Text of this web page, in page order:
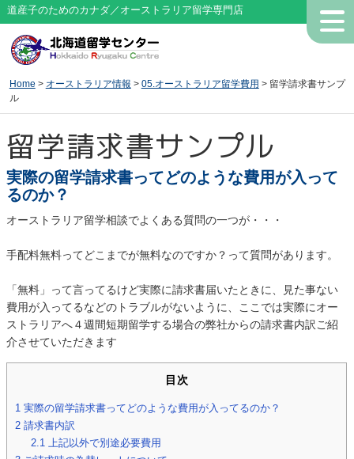
道産子のためのカナダ／オーストラリア留学専門店
Home > オーストラリア情報 > 05.オーストラリア留学費用 > 留学請求書サンプ
ル
留学請求書サンプル
実際の留学請求書ってどのような費用が入って
るのか？
オーストラリア留学相談でよくある質問の一つが・・・
手配料無料ってどこまでが無料なのですか？って質問があります。
「無料」って言ってるけど実際に請求書届いたときに、見た事ない
費用が入ってるなどのトラブルがないように、ここでは実際にオー
ストラリアへ４週間短期留学する場合の弊社からの請求書内訳ご紹
介させていただきます
目次
1 実際の留学請求書ってどのような費用が入ってるのか？
2 請求書内訳
2.1
上記以外で別途必要費用